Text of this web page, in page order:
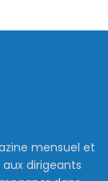
mensuel et
dirigeants